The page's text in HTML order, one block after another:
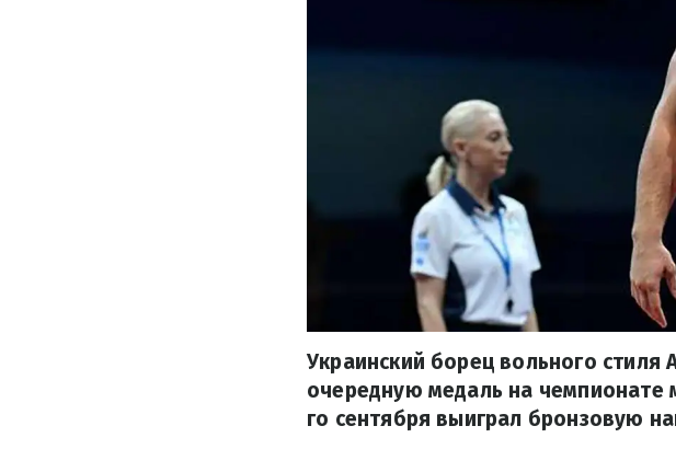
Украинский борец вольного стиля
очередную медаль на чемпионате
го сентября выиграл бронзовую